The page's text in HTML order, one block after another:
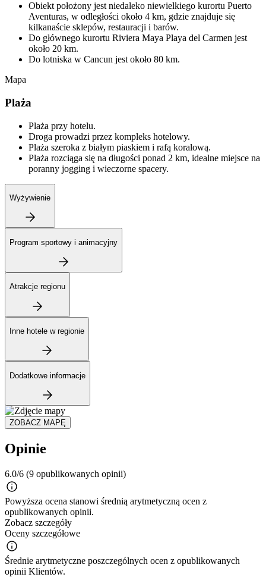
Obiekt położony jest niedaleko niewielkiego kurortu Puerto
Aventuras, w odległości około 4 km, gdzie znajduje się
kilkanaście sklepów, restauracji i barów.
Do głównego kurortu Riviera Maya Playa del Carmen jest
około 20 km.
Do lotniska w Cancun jest około 80 km.
Mapa
Plaża
Plaża przy hotelu.
Droga prowadzi przez kompleks hotelowy.
Plaża szeroka z białym piaskiem i rafą koralową.
Plaża rozciąga się na długości ponad 2 km, idealne miejsce na
poranny jogging i wieczorne spacery.
Wyżywienie
Program sportowy i animacyjny
Atrakcje regionu
Inne hotele w regionie
Dodatkowe informacje
ZOBACZ MAPĘ
Opinie
6.0/6 (9 opublikowanych opinii)
Powyższa ocena stanowi średnią arytmetyczną ocen z
opublikowanych opinii.
Zobacz szczegóły
Oceny szczegółowe
Średnie arytmetyczne poszczególnych ocen z opublikowanych
opinii Klientów.